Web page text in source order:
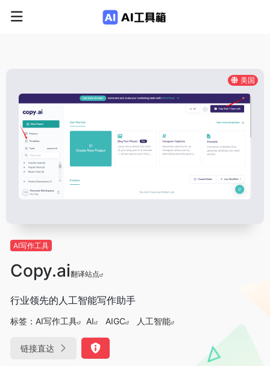
美国
AI写作工具
Copy.ai翻译站点
行业领先的人工智能写作助手
标签： AI写作工具 AI AIGC 人工智能
链接直达